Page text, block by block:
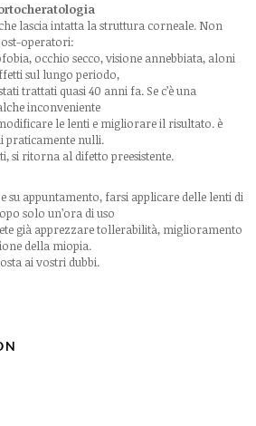
lascia intatta la struttura corneale. Non
operatori:
occhio secco, visione annebbiata, aloni
sul lungo periodo,
trattati quasi 40 anni fa. Se c’è una
inconveniente
le lenti e migliorare il risultato. è
praticamente nulli.
si ritorna al difetto preesistente.
e su appuntamento, farsi applicare delle lenti di
solo un’ora di uso
già apprezzare tollerabilità, miglioramento
della miopia.
ai vostri dubbi.